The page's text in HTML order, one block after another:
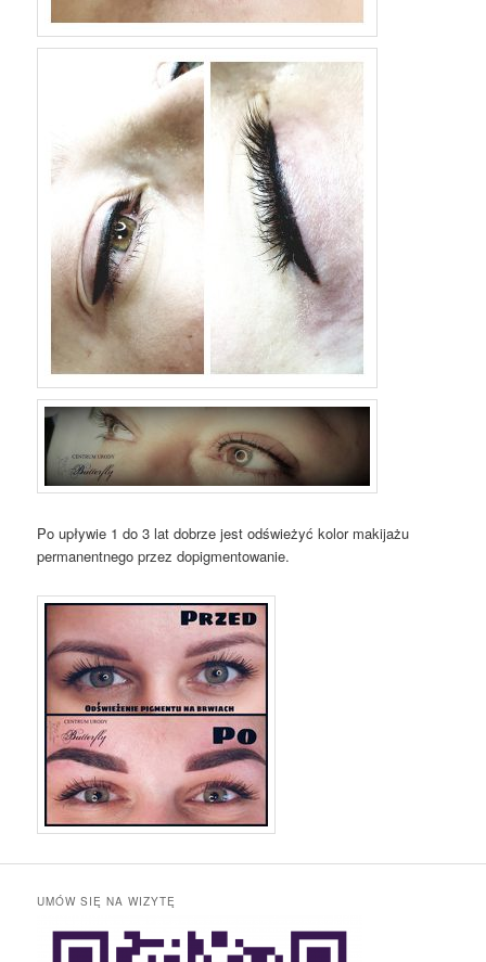
Po upływie 1 do 3 lat dobrze jest odświeżyć kolor makijażu
permanentnego przez dopigmentowanie.
UMÓW SIĘ NA WIZYTĘ